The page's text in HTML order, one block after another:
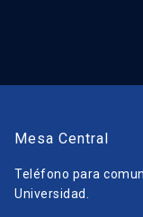
Mesa Central
Teléfono para
Universidad.